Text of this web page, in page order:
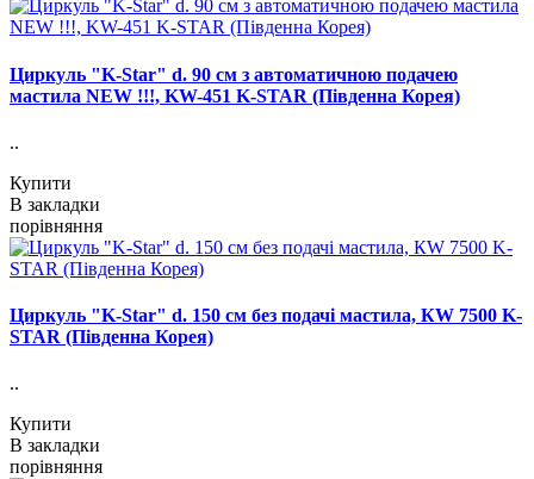
Циркуль "K-Star" d. 90 см з автоматичною подачею
мастила NEW !!!, KW-451 K-STAR (Південна Корея)
..
Купити
В закладки
порівняння
Циркуль "K-Star" d. 150 см без подачі мастила, КW 7500 K-
STAR (Південна Корея)
..
Купити
В закладки
порівняння